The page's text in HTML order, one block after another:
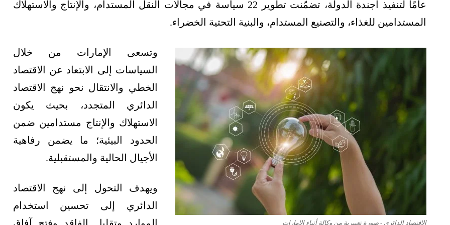
عامًا لتنفيذ أجندة الدولة، تضمّنت تطوير 22 سياسة في مجالات النقل المستدام، والإنتاج والاستهلاك
المستدامين للغذاء، والتصنيع المستدام، والبنية التحتية الخضراء.
الاقتصاد الدائري - صورة تعبيرية من وكالة أنباء الإمارات
وتسعى الإمارات من خلال
السياسات إلى الابتعاد عن الاقتصاد
الخطي والانتقال نحو نهج الاقتصاد
الدائري المتجدد، بحيث يكون
الاستهلاك والإنتاج مستدامين ضمن
الحدود البيئية؛ ما يضمن رفاهية
الأجيال الحالية والمستقبلية.
ويهدف التحول إلى نهج الاقتصاد
الدائري إلى تحسين استخدام